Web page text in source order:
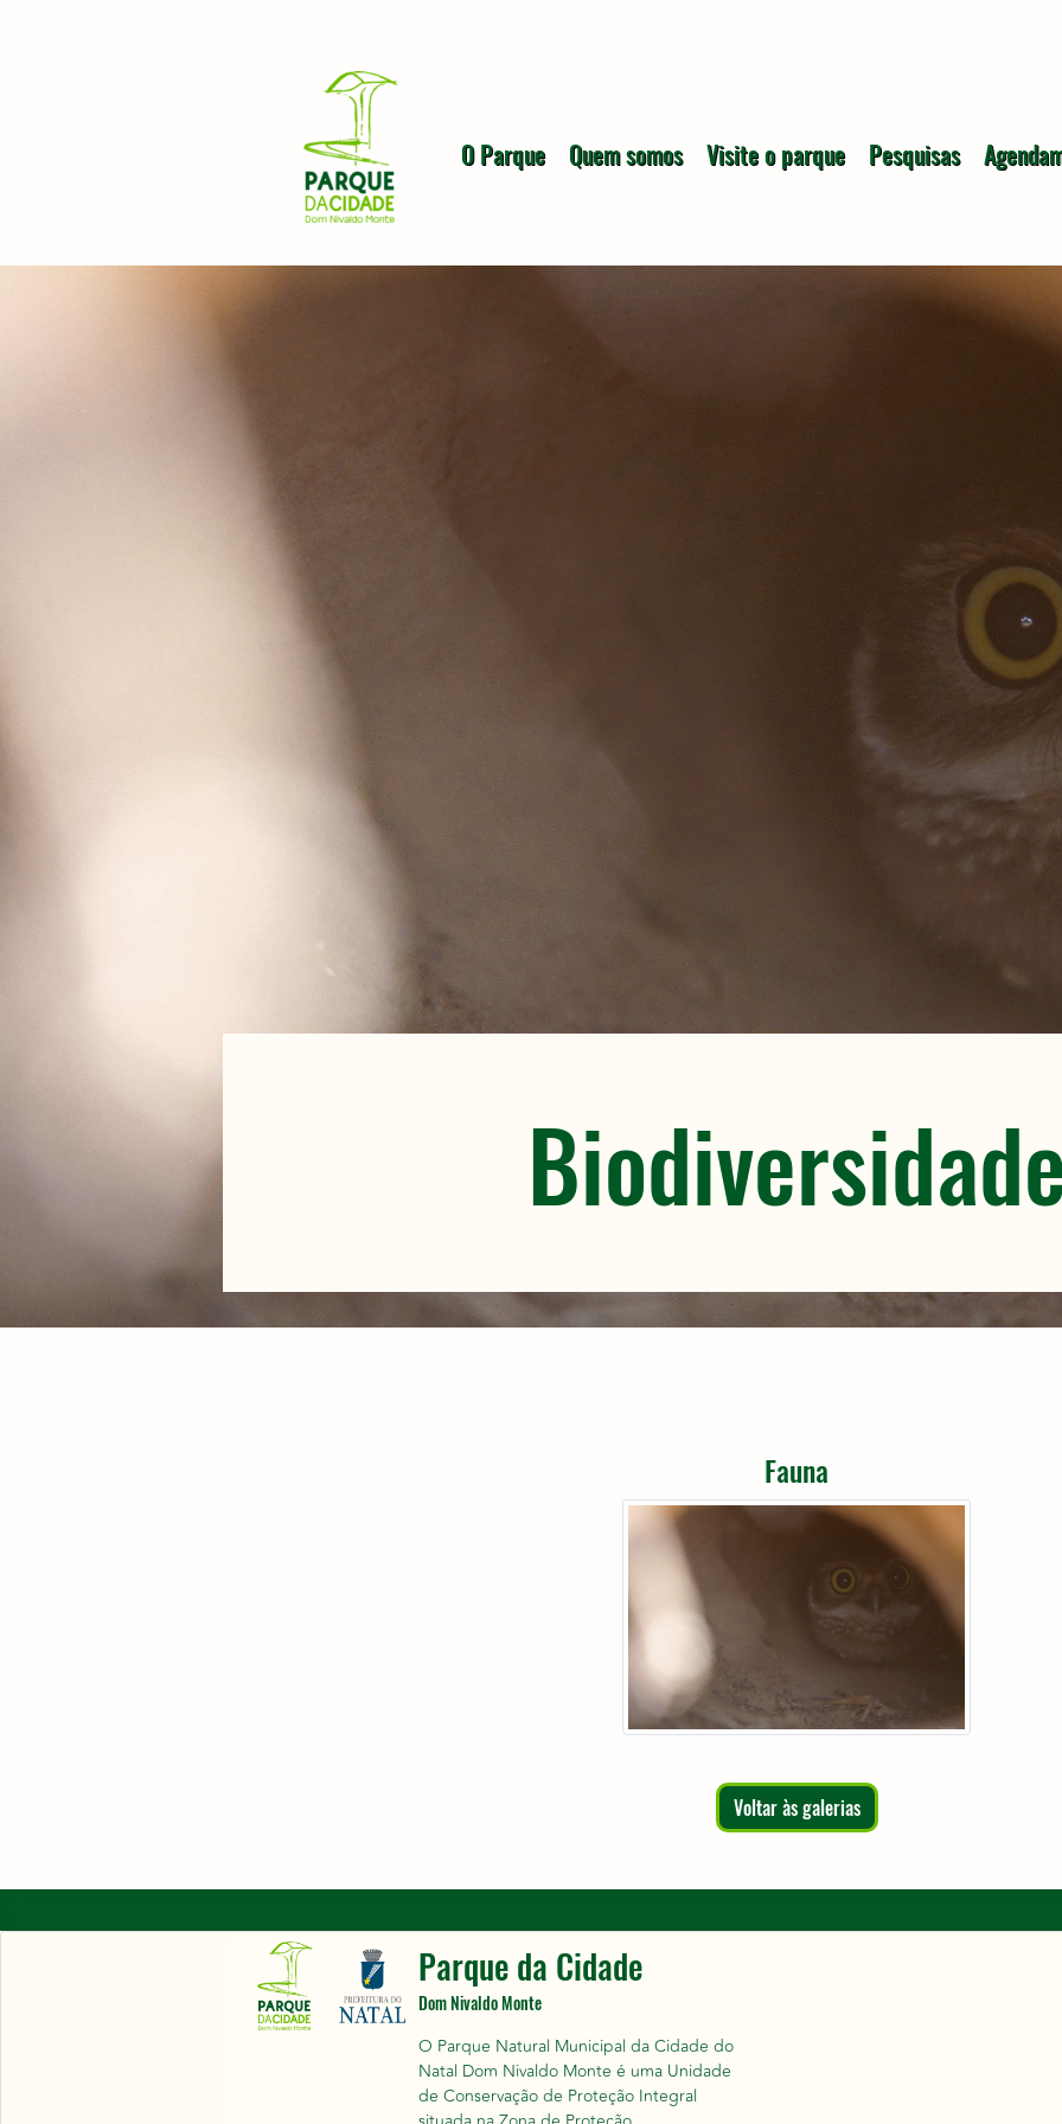
O Parque Quem somos Visite o parque Pesquisas
Fauna
Voltar às galerias
Parque da Cidade
Dom Nivaldo Monte
O Parque Natural Municipal da Cidade do
Natal Dom Nivaldo Monte é uma Unidade
de Conservação de Proteção Integral